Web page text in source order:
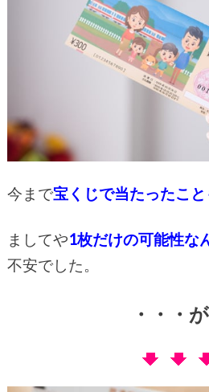
今まで宝くじで当たったこ
ましてや1枚だけの可能性な
不安でした。
・・・が